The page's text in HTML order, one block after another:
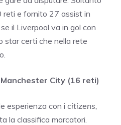
reti e fornito 27 assist in
il Liverpool va in gol con
star certi che nella rete
City (16 reti)
esperienza con i citizens,
la classifica marcatori.